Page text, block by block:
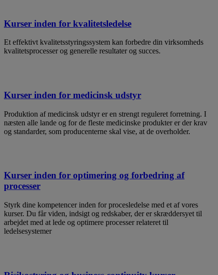
Kurser inden for kvalitetsledelse
Et effektivt kvalitetsstyringssystem kan forbedre din virksomheds
kvalitetsprocesser og generelle resultater og succes.
Kurser inden for medicinsk udstyr
Produktion af medicinsk udstyr er en strengt reguleret forretning. I
næsten alle lande og for de fleste medicinske produkter er der krav
og standarder, som producenterne skal vise, at de overholder.
Kurser inden for optimering og forbedring af
processer
Styrk dine kompetencer inden for procesledelse med et af vores
kurser. Du får viden, indsigt og redskaber, der er skræddersyet til
arbejdet med at lede og optimere processer relateret til
ledelsesystemer